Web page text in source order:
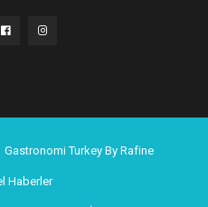
Gastronomi Turkey By Rafine
Haberler